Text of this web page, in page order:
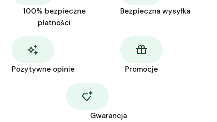
100% bezpieczne
płatności
Bezpieczna wysyłka
Pozytywne opinie Promocje
Gwarancja